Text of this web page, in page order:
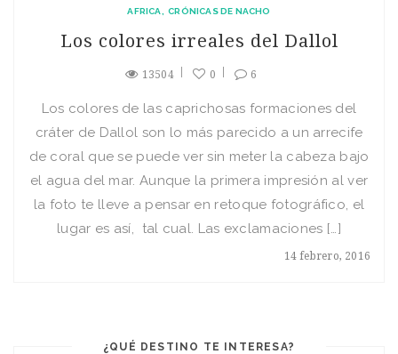
AFRICA CRÓNICAS DE NACHO
Los colores irreales del Dallol
13504 0 6
14 febrero, 2016
Los colores de las caprichosas formaciones del
cráter de Dallol son lo más parecido a un arrecife
de coral que se puede ver sin meter la cabeza bajo
el agua del mar. Aunque la primera impresión al ver
la foto te lleve a pensar en retoque fotográfico, el
lugar es así, tal cual. Las exclamaciones […]
¿QUÉ DESTINO TE INTERESA?